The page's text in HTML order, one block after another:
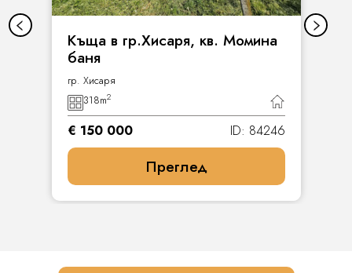
Къща в гр.Хисаря, кв. Момина
баня
гр. Хисаря
318m2
€ 150 000 ID: 84246
Преглед